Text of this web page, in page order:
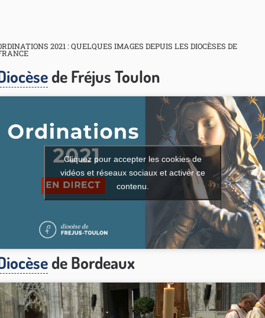
2021 : QUELQUES IMAGES DEPUIS LES DIOCÈSES DE
de Fréjus Toulon
Cliquez pour accepter les cookies de
vidéos et réseaux sociaux et activer ce
contenu.
de Bordeaux